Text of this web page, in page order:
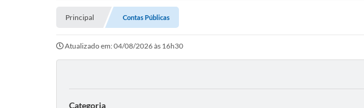
Principal Contas Públicas
Atualizado em: 04/08/2026 às 16h30
Categoria